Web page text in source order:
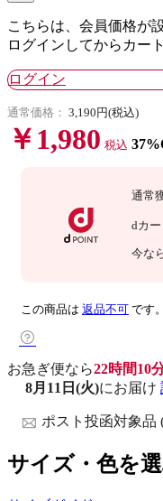
こちらは、会員価格が
ログインしてからカー
ログイン
通常価格： 3,190円(税込)
￥1,980 税込
通常
dカ
今な
この商品は 返品不可 です。
お急ぎ便なら22時間10
8月11日(火)にお届け
ポスト投函対象品
サイズ・色を